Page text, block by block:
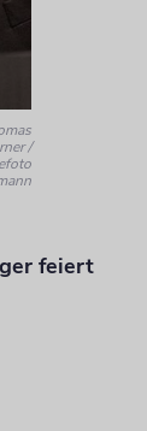
/
feiert